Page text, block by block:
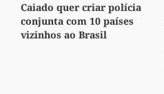
Caiado quer criar polícia
conjunta com 10 países
vizinhos ao Brasil